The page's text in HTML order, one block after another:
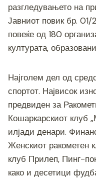
o
o
k
g
разгледувањето на
Јавниот повик бр.
повеќе од 180
културата,
Најголем дел од
спортот. Највисок
предвиден за
Кошаркарскиот клуб
илјади денари.
Женскиот ракометен
клуб Прилеп, Пинг-
како и десетици